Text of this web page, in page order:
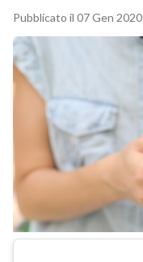
Pubblicato il 07 Gen 2020